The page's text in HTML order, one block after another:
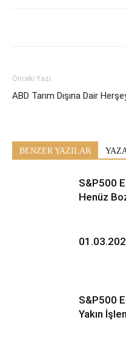
Önceki Yazı
ABD Tarım Dışına Dair
BENZER YAZILAR
S&P500
Henüz
S&P500
Yakın